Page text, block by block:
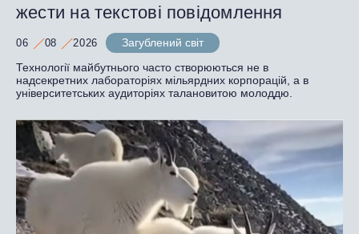
жести на текстові повідомлення
06 08 2026
Загублений світ
Технології майбутнього часто створюються не в
надсекретних лабораторіях мільярдних корпорацій, а в
університетських аудиторіях талановитою молоддю.